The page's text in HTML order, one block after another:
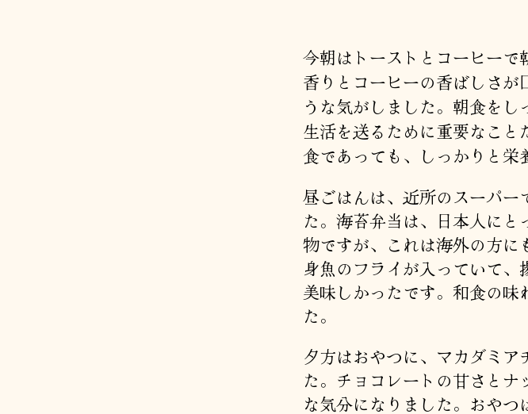
今朝はトーストとコーヒーで
香りとコーヒーの香ばしさが
うな気がしました。朝食を
生活を送るために重要なこ
食であっても、しっかりと栄
昼ごはんは、近所のスーパー
た。海苔弁当は、日本人に
物ですが、これは海外の方に
身魚のフライが入っていて、
美味しかったです。和食の味
た。
夕方はおやつに、マカダミ
た。チョコレートの甘さと
な気分になりました。おや